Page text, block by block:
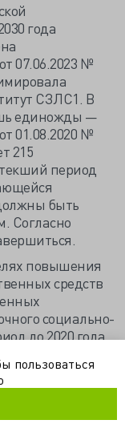
года
07.06.2023 №
СЗЛС1. В
единожды —
01.08.2020 №
215
период
быть
Согласно
повышения
средств
социально-
до 2020 года
стратегически
принят ряд
пользоваться